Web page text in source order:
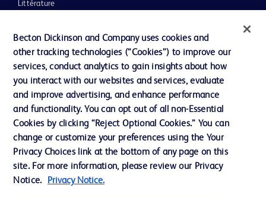
Littérature
Notre entreprise
Éthique et conformité
Assistance
Nous contacter
Préférences en matière de cookies
Confidentialité
Becton Dickinson and Company uses cookies and
other tracking technologies (“Cookies”) to improve our
services, conduct analytics to gain insights about how
you interact with our websites and services, evaluate
and improve advertising, and enhance performance
and functionality. You can opt out of all non-Essential
Cookies by clicking “Reject Optional Cookies.” You can
change or customize your preferences using the Your
Privacy Choices link at the bottom of any page on this
site. For more information, please review our Privacy
Notice.
Privacy Notice.